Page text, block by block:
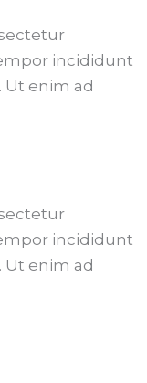
incididunt
Ut enim ad
incididunt
Ut enim ad